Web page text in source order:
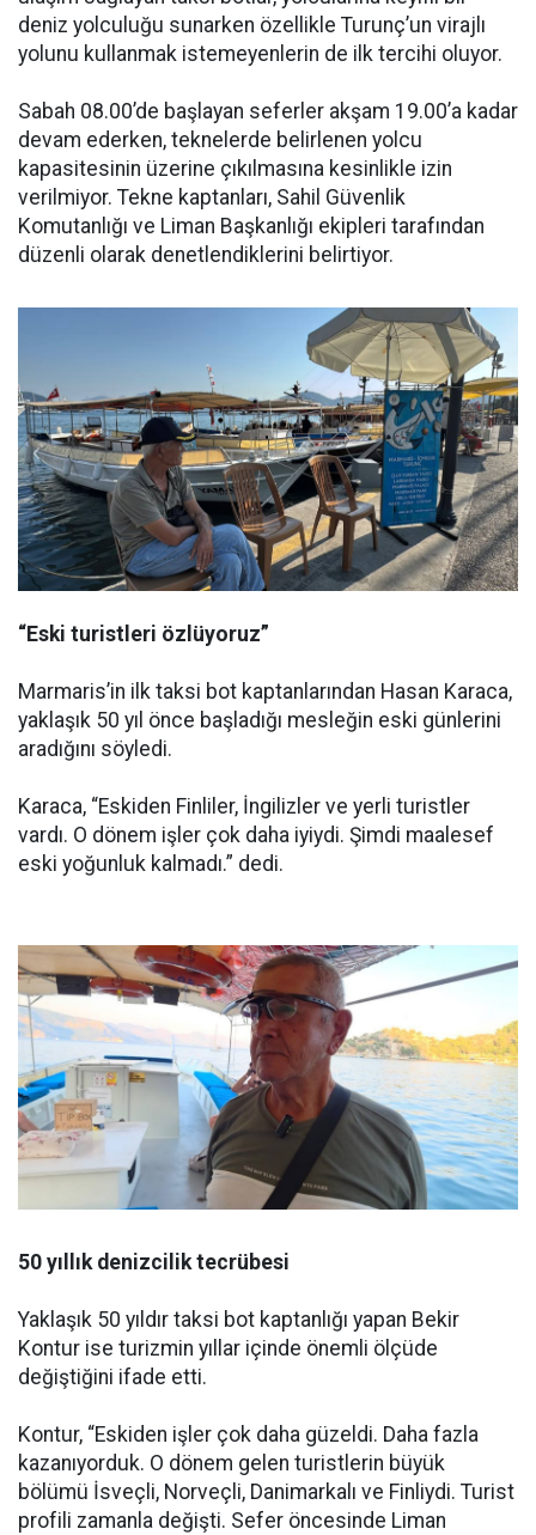
deniz yolculuğu sunarken özellikle Turunç’un virajlı
yolunu kullanmak istemeyenlerin de ilk tercihi oluyor.
Sabah 08.00’de başlayan seferler akşam 19.00’a kadar
devam ederken, teknelerde belirlenen yolcu
kapasitesinin üzerine çıkılmasına kesinlikle izin
verilmiyor. Tekne kaptanları, Sahil Güvenlik
Komutanlığı ve Liman Başkanlığı ekipleri tarafından
düzenli olarak denetlendiklerini belirtiyor.
“Eski turistleri özlüyoruz”
Marmaris’in ilk taksi bot kaptanlarından Hasan Karaca,
yaklaşık 50 yıl önce başladığı mesleğin eski günlerini
aradığını söyledi.
Karaca, “Eskiden Finliler, İngilizler ve yerli turistler
vardı. O dönem işler çok daha iyiydi. Şimdi maalesef
eski yoğunluk kalmadı.” dedi.
50 yıllık denizcilik tecrübesi
Yaklaşık 50 yıldır taksi bot kaptanlığı yapan Bekir
Kontur ise turizmin yıllar içinde önemli ölçüde
değiştiğini ifade etti.
Kontur, “Eskiden işler çok daha güzeldi. Daha fazla
kazanıyorduk. O dönem gelen turistlerin büyük
bölümü İsveçli, Norveçli, Danimarkalı ve Finliydi. Turist
profili zamanla değişti. Sefer öncesinde Liman